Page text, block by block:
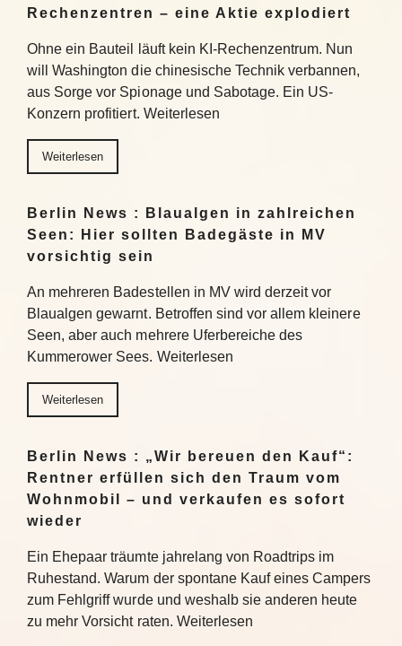
Rechenzentren – eine Aktie explodiert
Ohne ein Bauteil läuft kein KI-Rechenzentrum. Nun
will Washington die chinesische Technik verbannen,
aus Sorge vor Spionage und Sabotage. Ein US-
Konzern profitiert. Weiterlesen
Weiterlesen
Berlin News : Blaualgen in zahlreichen
Seen: Hier sollten Badegäste in MV
vorsichtig sein
An mehreren Badestellen in MV wird derzeit vor
Blaualgen gewarnt. Betroffen sind vor allem kleinere
Seen, aber auch mehrere Uferbereiche des
Kummerower Sees. Weiterlesen
Weiterlesen
Berlin News : „Wir bereuen den Kauf“:
Rentner erfüllen sich den Traum vom
Wohnmobil – und verkaufen es sofort
wieder
Ein Ehepaar träumte jahrelang von Roadtrips im
Ruhestand. Warum der spontane Kauf eines Campers
zum Fehlgriff wurde und weshalb sie anderen heute
zu mehr Vorsicht raten. Weiterlesen